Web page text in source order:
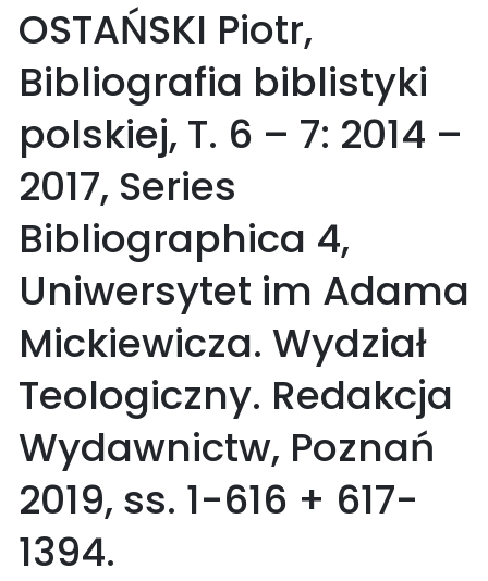
OSTAŃSKI Piotr,
Bibliografia biblistyki
polskiej, T. 6 – 7: 2014 –
2017, Series
Bibliographica 4,
Uniwersytet im Adama
Mickiewicza. Wydział
Teologiczny. Redakcja
Wydawnictw, Poznań
2019, ss. 1-616 + 617-
1394.